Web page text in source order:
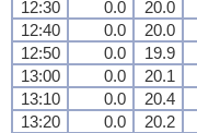
12:30
0.0 20.0
12:40
0.0 20.0
12:50
0.0 19.9
13:00
0.0 20.1
13:10
0.0 20.4
13:20
0.0 20.2